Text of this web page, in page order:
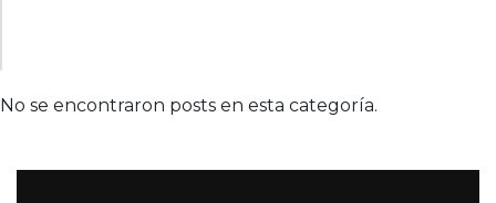
No se encontraron posts en esta categoría.